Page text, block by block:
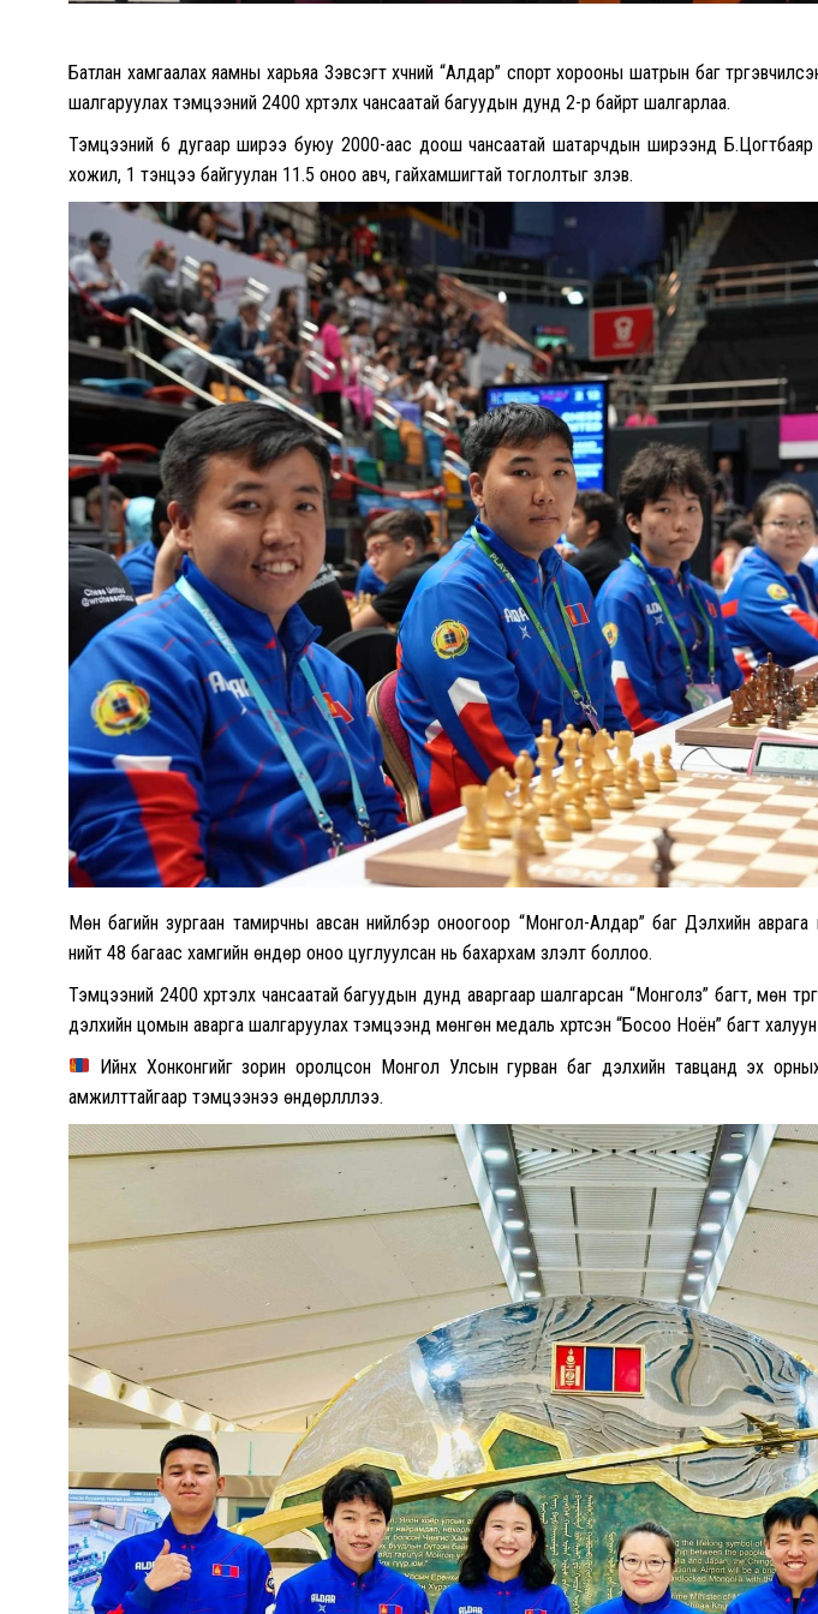
Батлан хамгаалах яамны харьяа Зэвсэгт хүчний “Алдар” спорт хорооны шатрын баг
шалгаруулах тэмцээний 2400 хүртэлх чансаатай багуудын дунд 2-р байрт шалгарлаа.
Тэмцээний 6 дугаар ширээ буюу 2000-аас доош чансаатай шатарчдын ширээнд Б.Цогтбаяр
хожил, 1 тэнцээ байгуулан 11.5 оноо авч, гайхамшигтай тоглолтыг үзүүлэв.
Мөн багийн зургаан тамирчны авсан нийлбэр оноогоор “Монгол-Алдар” баг Дэлхийн
нийт 48 багаас хамгийн өндөр оноо цуглуулсан нь бахархам үзүүлэлт боллоо.
Тэмцээний 2400 хүртэлх чансаатай багуудын дунд аваргаар шалгарсан “Монголз” багт, мөн
дэлхийн цомын аварга шалгаруулах тэмцээнд мөнгөн медаль хүртсэн “Босоо Ноён” багт халуун
Ийнхүү Хонконгийг зорин оролцсон Монгол Улсын гурван баг дэлхийн тавцанд эх
амжилттайгаар тэмцээнээ өндөрлүүллээ.